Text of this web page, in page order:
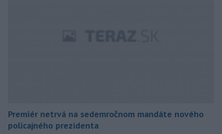
Premiér netrvá na sedemročnom mandáte nového
policajného prezidenta